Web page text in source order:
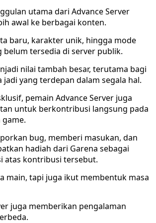
utama dari Advance Server
awal ke berbagai konten.
baru, karakter unik, hingga mode
belum tersedia di server publik.
nilai tambah besar, terutama bagi
jadi yang terdepan dalam segala hal.
pemain Advance Server juga
untuk berkontribusi langsung pada
bug, memberi masukan, dan
hadiah dari Garena sebagai
atas kontribusi tersebut.
main, tapi juga ikut membentuk masa
juga memberikan pengalaman